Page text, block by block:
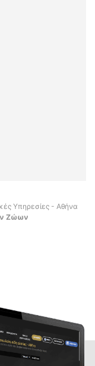
Υπηρεσίες - Αθήνα
Ζώων